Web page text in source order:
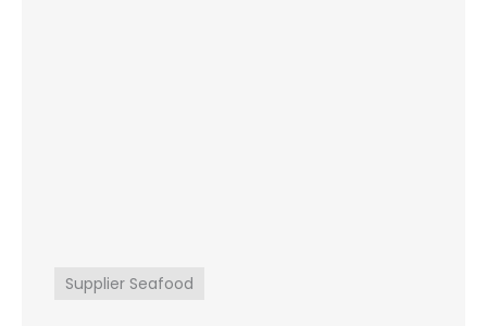
Supplier Seafood